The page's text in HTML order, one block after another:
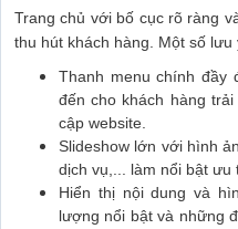
Trang chủ với bố cục rõ ràng
thu hút khách hàng. Một số lưu
Thanh menu chính đầy
đến cho khách hàng
cập website.
Slideshow lớn với hình
dịch vụ,... làm nổi bật ưu
Hiển thị nội dung và
lượng nổi bật và những